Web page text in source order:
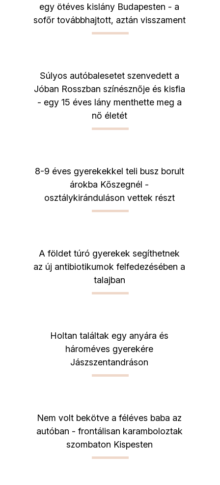
egy ötéves kislány Budapesten - a
sofőr továbbhajtott, aztán visszament
Súlyos autóbalesetet szenvedett a
Jóban Rosszban színésznője és kisfia
- egy 15 éves lány menthette meg a
nő életét
8-9 éves gyerekekkel teli busz borult
árokba Kőszegnél -
osztálykiránduláson vettek részt
A földet túró gyerekek segíthetnek
az új antibiotikumok felfedezésében a
talajban
Holtan találtak egy anyára és
hároméves gyerekére
Jászszentandráson
Nem volt bekötve a féléves baba az
autóban - frontálisan karamboloztak
szombaton Kispesten